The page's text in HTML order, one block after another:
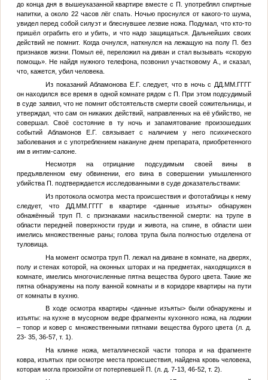
до конца дня в вышеуказанной квартире вместе сП.
употреблял спиртные
напитки, а около 22 часов лёг спать. Ночью проснулся от какого-то шума,
увидел перед собой силуэт и блеснувшее лезвие ножа. Подумал, что кто-то
пришёл ограбить его и убить, и что надо защищаться. Дальнейших своих
действий не помнит. Когда очнулся, наткнулся на лежащую на полу П.
без
признаков жизни. Помыл её, переложил на диван и стал вызывать «скорую
помощь». Не найдя нужного телефона, позвонил участковомуА.
, и сказал,
что, кажется, убил человека.
Из показаний Абламонова Е.Г. следует, что в ночь с ДД.ММ.ГГГГ
он находился все время в одной комнате рядом сП. При этом подсудимый
в суде заявил, что не помнит обстоятельств смерти своей сожительницы, и
утверждал, что сам он никаких действий, направленных на её убийство, не
совершал. Своё состояние в ту ночь и запамятование произошедших
событий Абламонов Е.Г.
связывает с наличием у него психического
заболевания и с употреблением накануне днем препарата, приобретенного
им в интим-салоне.
Несмотря на отрицание подсудимым своей вины в
предъявленном ему обвинении, его вина в совершении умышленного
убийства П.
подтверждается исследованными в суде доказательствами:
Из протокола осмотра места происшествия и фототаблицы к нему
следует, что
ДД.ММ.ГГГГв квартире<данные изъяты> обнаружен
обнажённый трупП.
с признаками насильственной смерти: на трупе в
области передней поверхности груди и живота, на спине, в области шеи
имелись множественные раны; голова трупа была полностью отделена от
туловища.
На момент осмотра труп П.
лежал на диване в комнате, на дверях,
полу и стенах которой, на оконных шторах и на предметах, находящихся в
комнате, имелись многочисленные пятна вещества бурого цвета. Такие же
пятна обнаружены на полу ванной комнаты и в коридоре квартиры на пути
от комнаты в кухню.
В ходе осмотра квартиры <данные изъяты> были обнаружены и
изъяты: на кухне в мусорном ведре фрагменты кухонного ножа, на лоджии
– топор и ковер с множественными пятнами вещества бурого цвета (л. д.
23- 35, 36-57, т. 1).
На клинке ножа, металлической части топора и на фрагменте
ковра, изъятых при осмотре места происшествия, найдена кровь человека,
которая могла произойти от потерпевшей П. (л. д. 7-13, 46-52, т. 2).